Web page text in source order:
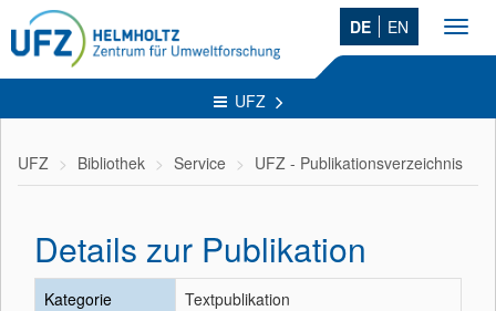
DE EN
UFZ
UFZ Bibliothek Service UFZ - Publikationsverzeichnis
Details zur Publikation
Kategorie
Textpublikation